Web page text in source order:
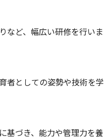
など、幅広い研修を行いま
者としての姿勢や技術を学
基づき、能力や管理力を養